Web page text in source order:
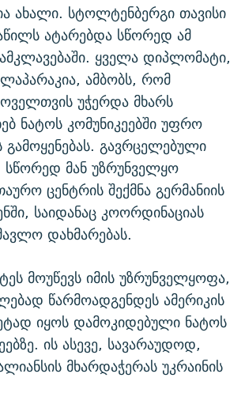
ახალი. სტოლტენბერგი თავისი
ატარებდა სწორედ ამ
ყველა დიპლომატი,
ამბობს, რომ
უჭერდა მხარს
ნატოს კომუნიკეებში უფრო
გამოყენებას. გავრცელებული
მან უზრუნველყო
ცენტრის შექმნა გერმანიის
საიდანაც კოორდინაციას
დახმარებას.
მოუწევს იმის უზრუნველყოფა,
წარმოადგენდეს ამერიკის
იყოს დამოკიდებული ნატოს
ის ასევე, სავარაუდოდ,
მხარდაჭერას უკრაინის